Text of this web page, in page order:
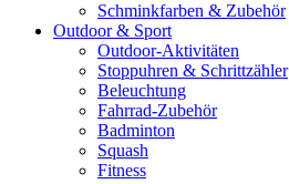
Schminkfarben & Zubehör
Outdoor & Sport
Outdoor-Aktivitäten
Stoppuhren & Schrittzähler
Beleuchtung
Fahrrad-Zubehör
Badminton
Squash
Fitness